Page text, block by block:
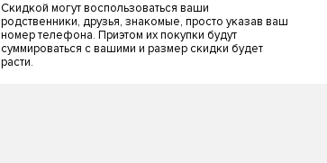
Скидкой могут воспользоваться ваши
родственники, друзья, знакомые, просто указав ваш
номер телефона. Приэтом их покупки будут
суммироваться с вашими и размер скидки будет
расти.